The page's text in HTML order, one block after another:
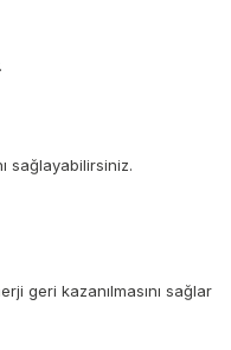
sağlayabilirsiniz.
geri kazanılmasını sağlar